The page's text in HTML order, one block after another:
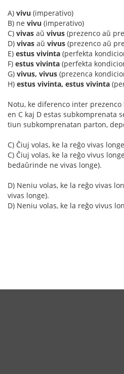
A) vivu (imperativo)
B) ne vivu (imperativo)
C) vivas aŭ vivus (prezenco aŭ
D) vivas aŭ vivus (prezenco aŭ
E) estus vivinta (perfekta
F) estus vivinta (perfekta
G) vivus, vivus (prezenca
H) estus vivinta, estus vivinta
Notu, ke diferenco inter
en C kaj D estas subkomprenata
tiun subkomprenatan parton,
C) Ĉiuj volas, ke la reĝo vivas
C) Ĉiuj volas, ke la reĝo vivus
bedaŭrinde ne vivas longe).
D) Neniu volas, ke la reĝo vivas
vivas longe).
D) Neniu volas, ke la reĝo vivus